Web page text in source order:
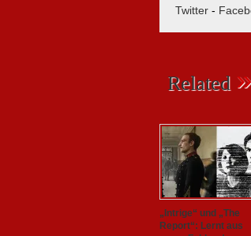
Twitter -
Related
„Intrige“ und „The
Report“: Lernt aus